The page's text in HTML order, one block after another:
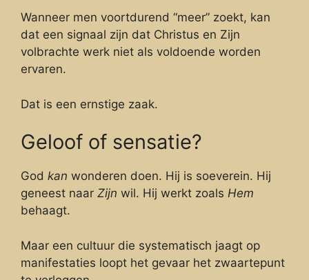
Wanneer men voortdurend “meer” zoekt, kan
dat een signaal zijn dat Christus en Zijn
volbrachte werk niet als voldoende worden
ervaren.
Dat is een ernstige zaak.
Geloof of sensatie?
God kan wonderen doen. Hij is soeverein. Hij
geneest naar Zijn wil. Hij werkt zoals Hem
behaagt.
Maar een cultuur die systematisch jaagt op
manifestaties loopt het gevaar het zwaartepunt